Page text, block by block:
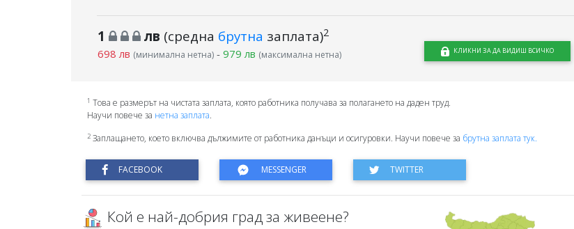
1 лв (средна брутна заплата)2
698 лв (минимална нетна)- 979 лв (максимална нетна) КЛИКНИ ЗА ДА ВИДИШ ВСИЧКО
1 Това е размерът на чистата заплата, която работника получава за полагането на даден труд.
Научи повече за нетна заплата.
2Заплащането, което включва дължимите от работника данъци и осигуровки. Научи повече за брутна заплата тук.
Кой е най-добрия град за живеене?